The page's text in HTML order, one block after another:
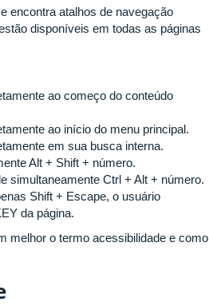
encontra atalhos de navegação
disponíveis em todas as páginas
ao começo do conteúdo
ao início do menu principal.
em sua busca interna.
Alt + Shift + número.
simultaneamente Ctrl + Alt + número.
Shift + Escape, o usuário
da página.
melhor o termo acessibilidade e como